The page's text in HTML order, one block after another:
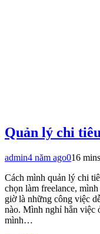
Quản lý chi
admin4 năm ago016 mins
Cách mình quản lý chi
chọn làm freelance,
giờ là những công việc
nào. Mình nghỉ hẳn việc
mình…